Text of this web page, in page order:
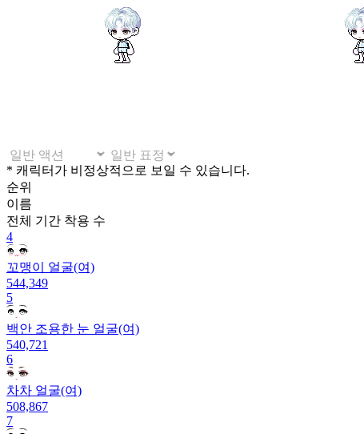
* 캐릭터가 비정상적으로 보일 수 있습니다.
순위
이름
전체 기간 착용 수
4
꼬맹이 얼굴(여)
544,349
5
백안 조용한 눈 얼굴(여)
540,721
6
차차 얼굴(여)
508,867
7